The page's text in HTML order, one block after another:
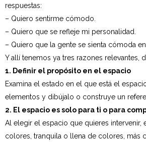
respuestas:
– Quiero sentirme cómodo.
– Quiero que se refleje mi personalidad.
– Quiero que la gente se sienta cómoda
Y allí tenemos ya tres razones relevantes,
1. Definir el propósito en el espacio
Examina el estado en el que está el
elementos y dibújalo o construye un
2. El espacio es solo para ti o para
Al elegir el espacio que quieres intervenir,
colores, tranquila o llena de colores, más